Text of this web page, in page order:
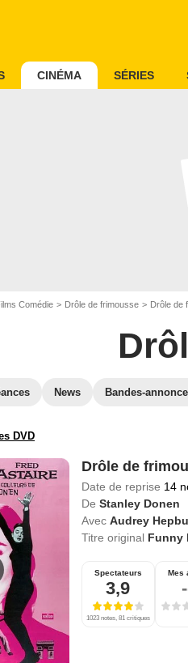
CINÉMA SÉRIES
Comédie Drôle de frimousse Drôle de
News Bandes-
DVD
Drôle de
Date de reprise 14
De Stanley Donen
Avec Audrey
Titre original Funny
Spectateurs
3,9
1023 notes, 81 critiques
Mes